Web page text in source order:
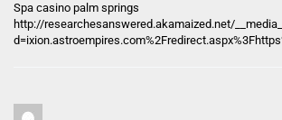
Spa casino palm springs
http://researchesanswered.akamaized.net/